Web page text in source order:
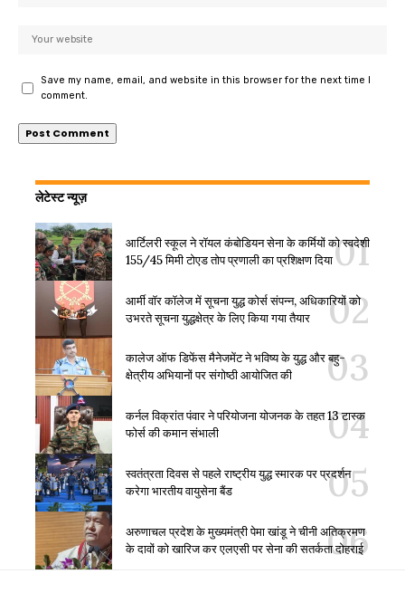
Save my name, email, and website in this browser for the next time I
comment.
लेटेस्ट न्यूज़
आर्टिलरी स्कूल ने रॉयल कंबोडियन सेना के कर्मियों को स्वदेशी
155/45 मिमी टोएड तोप प्रणाली का प्रशिक्षण दिया
आर्मी वॉर कॉलेज में सूचना युद्ध कोर्स संपन्न, अधिकारियों को
उभरते सूचना युद्धक्षेत्र के लिए किया गया तैयार
कालेज ऑफ डिफेंस मैनेजमेंट ने भविष्य के युद्ध और बहु-
क्षेत्रीय अभियानों पर संगोष्ठी आयोजित की
कर्नल विक्रांत पंवार ने परियोजना योजनक के तहत 13 टास्क
फोर्स की कमान संभाली
स्वतंत्रता दिवस से पहले राष्ट्रीय युद्ध स्मारक पर प्रदर्शन
करेगा भारतीय वायुसेना बैंड
अरुणाचल प्रदेश के मुख्यमंत्री पेमा खांडू ने चीनी अतिक्रमण
के दावों को खारिज कर एलएसी पर सेना की सतर्कता दोहराई